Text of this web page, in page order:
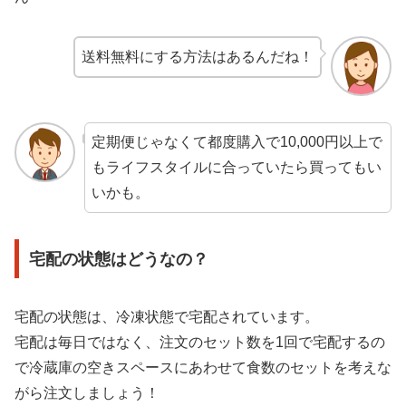
送料無料にする方法はあるんだね！
定期便じゃなくて都度購入で10,000円以上で
もライフスタイルに合っていたら買ってもい
いかも。
宅配の状態はどうなの？
宅配の状態は、冷凍状態で宅配されています。
宅配は毎日ではなく、注文のセット数を1回で宅配するの
で冷蔵庫の空きスペースにあわせて食数のセットを考えな
がら注文しましょう！